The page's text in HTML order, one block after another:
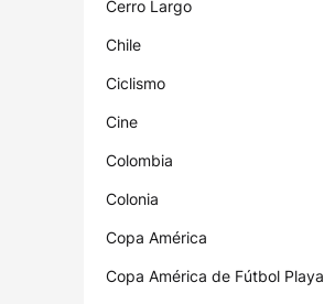
Cerro Largo
Chile
Ciclismo
Cine
Colombia
Colonia
Copa América
Copa América de Fútbol Playa